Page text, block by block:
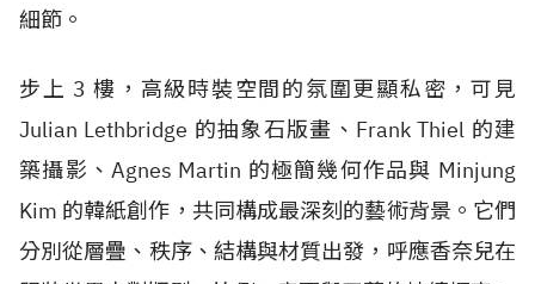
細節。
步上 3 樓，高級時裝空間的氛圍更顯私密，可見
Julian Lethbridge 的抽象石版畫、Frank Thiel 的建
築攝影、Agnes Martin 的極簡幾何作品與 Minjung
Kim 的韓紙創作，共同構成最深刻的藝術背景。它們
分別從層疊、秩序、結構與材質出發，呼應香奈兒在